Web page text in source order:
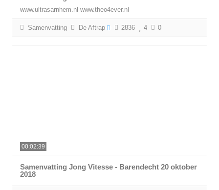
www.ultrasarnhem.nl www.theo4ever.nl
Samenvatting De Aftrap 2836 4 0
00:02:39
Samenvatting Jong Vitesse - Barendecht 20 oktober
2018